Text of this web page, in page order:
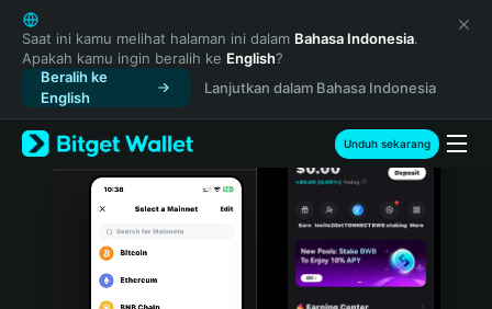
English
日本語
Tiếng Việt
Русский
Español (Latinoamérica)
Türkçe
Italiano
Português (Portugal)
Saat ini kamu melihat halaman ini dalam Bahasa Indonesia.
Apakah kamu ingin beralih ke English?
Beralih ke
English
Lanjutkan dalam Bahasa Indonesia
Unduh sekarang